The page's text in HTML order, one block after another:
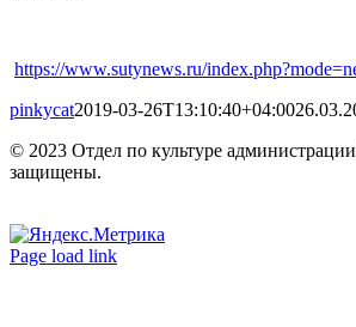
https://www.sutynews.ru/
pinkycat2019-03-26T13:10:40+04:00
© 2023 Отдел по культуре
защищены.
Вконтакте
Одноклассники
Page load link